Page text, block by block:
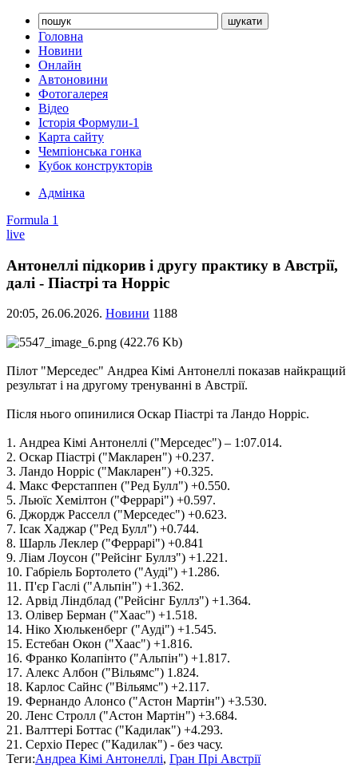
Головна
Новини
Онлайн
Автоновини
Фотогалерея
Відео
Історія Формули-1
Карта сайту
Чемпіонська гонка
Кубок конструкторів
Адмінка
Formula 1
live
Антонеллі підкорив і другу практику в Австрії,
далі - Піастрі та Норріс
20:05, 26.06.2026. Новини 1188
Пілот "Мерседес" Андреа Кімі Антонеллі показав найкращий
результат і на другому тренуванні в Австрії.
Після нього опинилися Оскар Піастрі та Ландо Норріс.
1. Андреа Кімі Антонеллі ("Мерседес") – 1:07.014.
2. Оскар Піастрі ("Макларен") +0.237.
3. Ландо Норріс ("Макларен") +0.325.
4. Макс Ферстаппен ("Ред Булл") +0.550.
5. Льюїс Хемілтон ("Феррарі") +0.597.
6. Джордж Расселл ("Мерседес") +0.623.
7. Ісак Хаджар ("Ред Булл") +0.744.
8. Шарль Леклер ("Феррарі") +0.841
9. Ліам Лоусон ("Рейсінг Буллз") +1.221.
10. Габріель Бортолето ("Ауді") +1.286.
11. П'єр Гаслі ("Альпін") +1.362.
12. Арвід Ліндблад ("Рейсінг Буллз") +1.364.
13. Олівер Берман ("Хаас") +1.518.
14. Ніко Хюлькенберг ("Ауді") +1.545.
15. Естебан Окон ("Хаас") +1.816.
16. Франко Колапінто ("Альпін") +1.817.
17. Алекс Албон ("Вільямс") 1.824.
18. Карлос Сайнс ("Вільямс") +2.117.
19. Фернандо Алонсо ("Астон Мартін") +3.530.
20. Ленс Стролл ("Астон Мартін") +3.684.
21. Валттері Боттас ("Кадилак") +4.293.
21. Серхіо Перес ("Кадилак") - без часу.
Теги:Андреа Кімі Антонеллі, Гран Прі Австрії